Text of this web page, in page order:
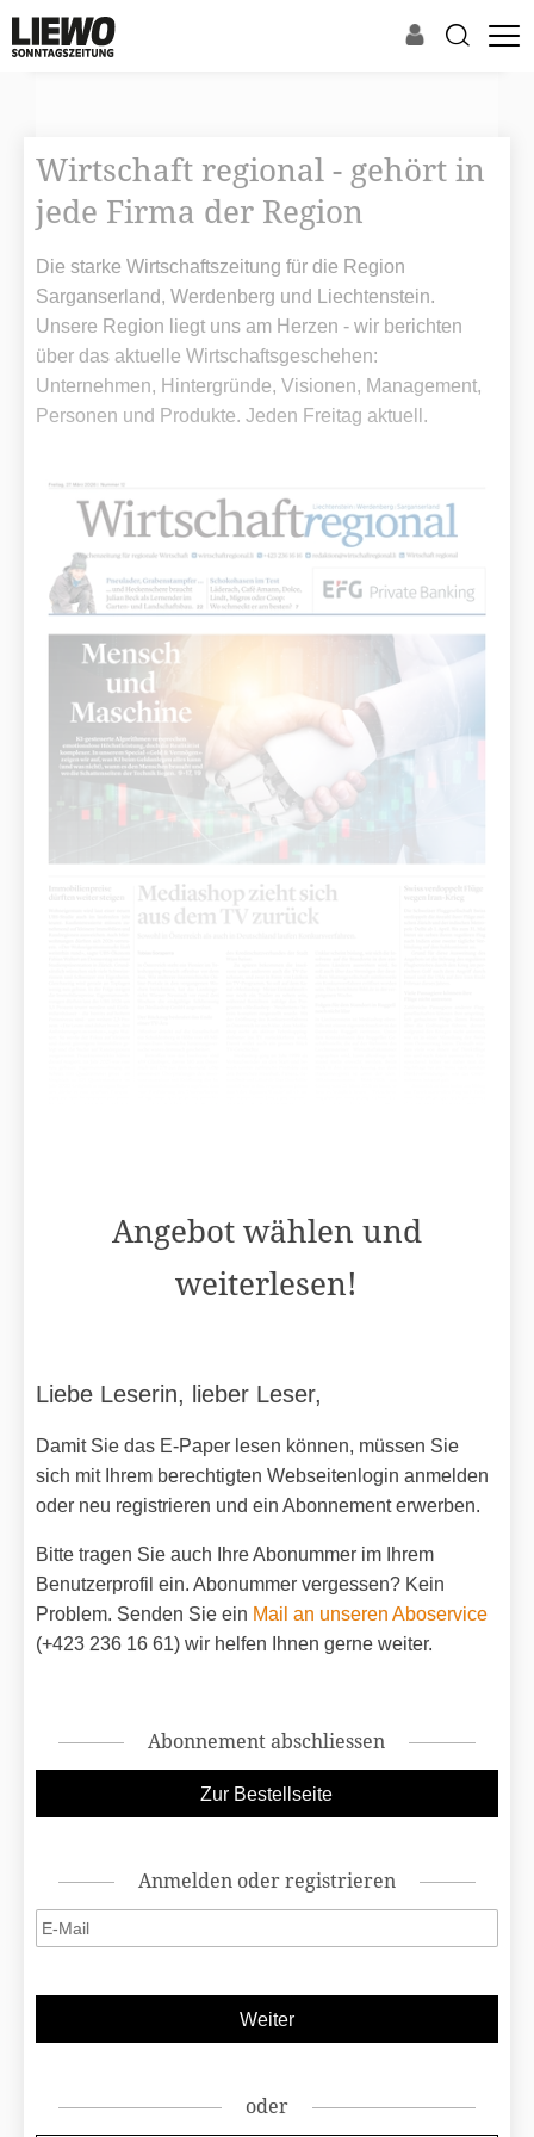
Wirtschaft regional - gehört in
jede Firma der Region
Die starke Wirtschaftszeitung für die Region
Sarganserland, Werdenberg und Liechtenstein.
Unsere Region liegt uns am Herzen - wir berichten
über das aktuelle Wirtschaftsgeschehen:
Unternehmen, Hintergründe, Visionen, Management,
Personen und Produkte. Jeden Freitag aktuell.
Angebot wählen und
weiterlesen!
Liebe Leserin, lieber Leser,
Damit Sie das E-Paper lesen können, müssen Sie
sich mit Ihrem berechtigten Webseitenlogin anmelden
oder neu registrieren und ein Abonnement erwerben.
Bitte tragen Sie auch Ihre Abonummer im Ihrem
Benutzerprofil ein. Abonummer vergessen? Kein
Problem. Senden Sie ein Mail an unseren Aboservice
(+423 236 16 61) wir helfen Ihnen gerne weiter.
Abonnement abschliessen
Anmelden oder registrieren
oder